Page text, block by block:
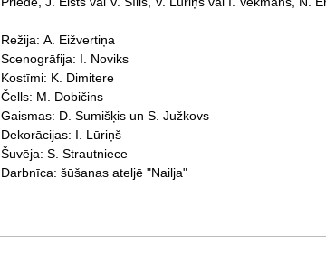
Režija: A. Eižvertiņa
Scenogrāfija: I. Noviks
Kostīmi: K. Dimitere
Čells: M. Dobičins
Gaismas: D. Sumišķis un S. Južkovs
Dekorācijas: I. Lūriņš
Šuvēja: S. Strautniece
Darbnīca: šūšanas ateljē "Nailja"